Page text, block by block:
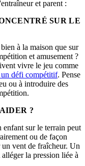
et parent :
SUR LE
à la maison que sur
et amusement ?
vivre le jeu comme
un défi compétitif. Pense
ou à introduire des
?
enfant sur le terrain peut
ou de façon
un vent de fraîcheur. Un
la pression liée à